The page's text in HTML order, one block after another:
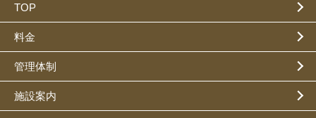
TOP
料金
管理体制
施設案内